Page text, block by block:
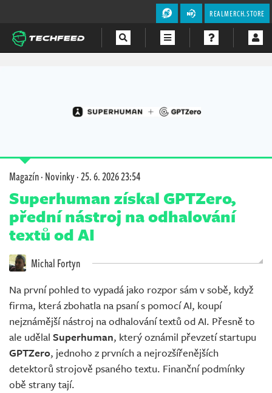
REALMERCH.STORE
Magazín·Novinky·25. 6. 2026 23:54
Superhuman získal GPTZero,
přední nástroj na odhalování
textů od AI
Michal Fortyn
Na první pohled to vypadá jako rozpor sám v sobě, když
firma, která zbohatla na psaní s pomocí AI, koupí
nejznámější nástroj na odhalování textů od AI. Přesně to
ale udělal Superhuman, který oznámil převzetí startupu
GPTZero, jednoho z prvních a nejrozšířenějších
detektorů strojově psaného textu. Finanční podmínky
obě strany tají.